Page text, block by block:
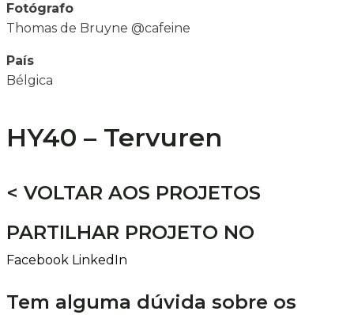
Fotógrafo
Thomas de Bruyne @cafeine
País
Bélgica
HY40 – Tervuren
< VOLTAR AOS PROJETOS
PARTILHAR PROJETO NO
Facebook LinkedIn
Tem alguma dúvida sobre os